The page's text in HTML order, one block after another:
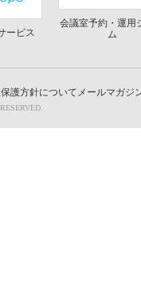
ービス
会議室予約・運用
ム
護方針について メールマガジ